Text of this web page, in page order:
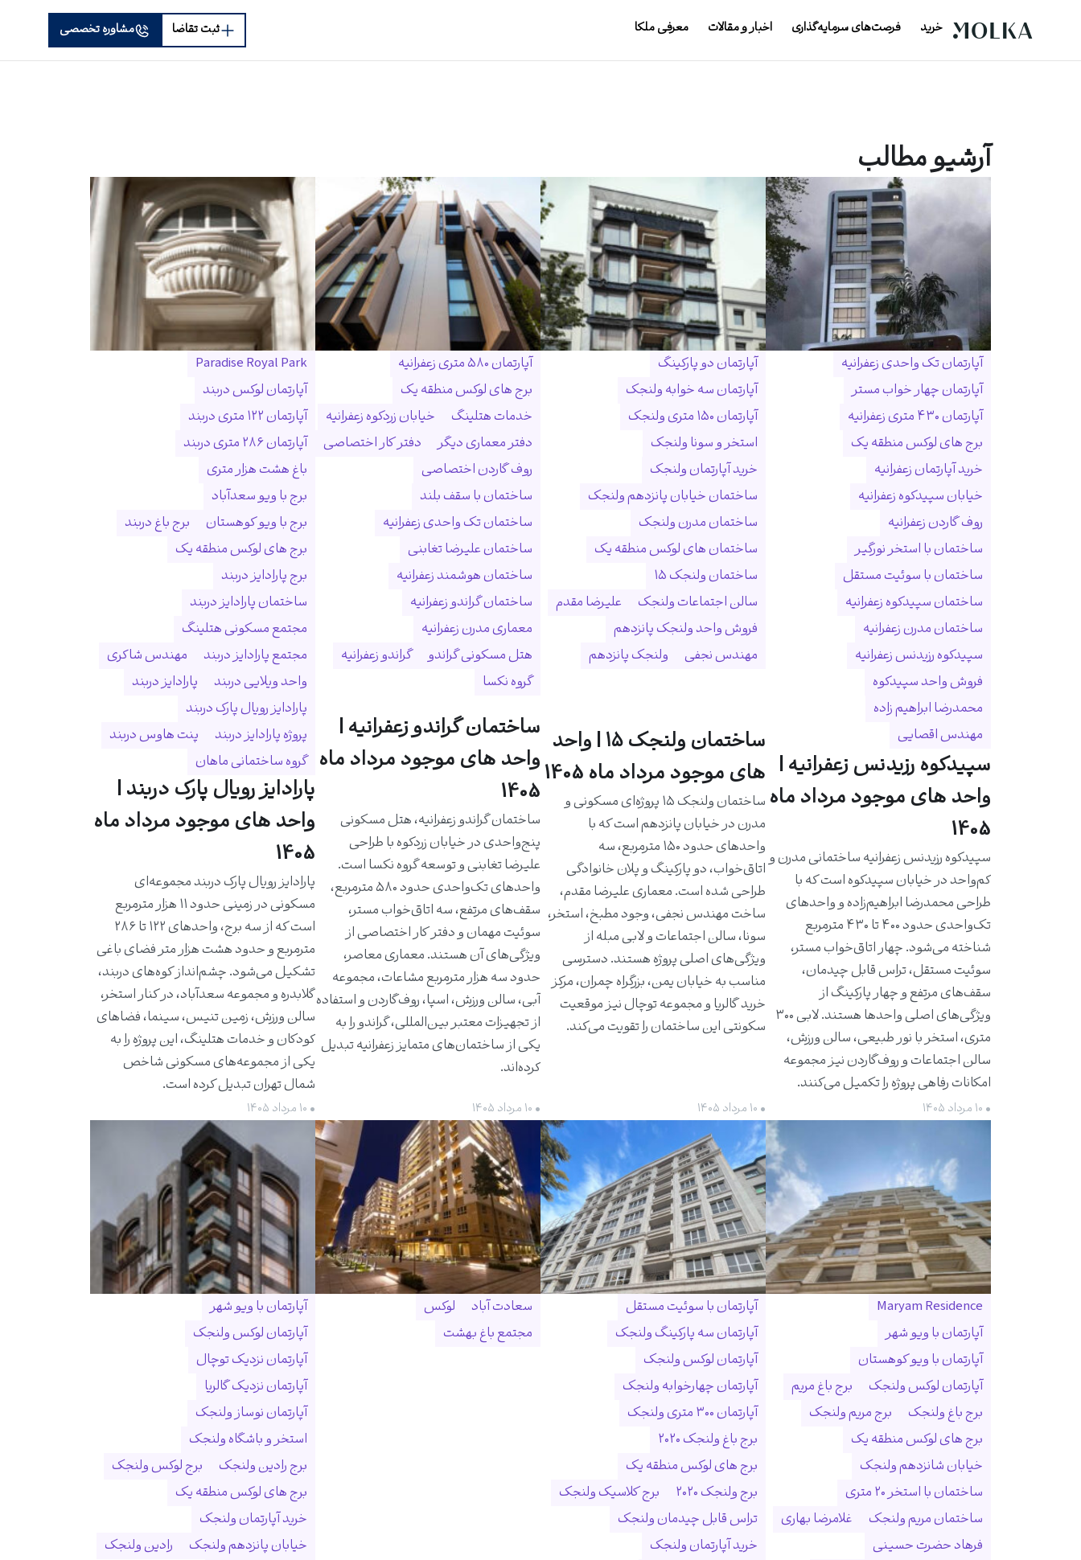
خرید فرصت‌های سرمایه‌گذاری اخبار و مقالات معرفی ملکا ثبت تقاضا مشاوره تخصصی
آرشیو مطالب
آپارتمان تک واحدی زعفرانیه
آپارتمان چهار خواب مستر
آپارتمان ۴۳۰ متری زعفرانیه
برج های لوکس منطقه یک
خرید آپارتمان زعفرانیه
خیابان سپیدکوه زعفرانیه
روف گاردن زعفرانیه
ساختمان با استخر نورگیر
ساختمان با سوئیت مستقل
ساختمان سپیدکوه زعفرانیه
ساختمان مدرن زعفرانیه
سپیدکوه رزیدنس زعفرانیه
فروش واحد سپیدکوه
محمدرضا ابراهیم زاده
مهندس اقصایی
سپیدکوه رزیدنس زعفرانیه |
واحد های موجود مرداد ماه
1405
سپیدکوه رزیدنس زعفرانیه ساختمانی مدرن و
کم‌واحد در خیابان سپیدکوه است که با
طراحی محمدرضا ابراهیم‌زاده و واحدهای
تک‌واحدی حدود ۴۰۰ تا ۴۳۰ مترمربع
شناخته می‌شود. چهار اتاق‌خواب مستر،
سوئیت مستقل، تراس قابل چیدمان،
سقف‌های مرتفع و چهار پارکینگ از
ویژگی‌های اصلی واحدها هستند. لابی ۳۰۰
متری، استخر با نور طبیعی، سالن ورزش،
سالن اجتماعات و روف‌گاردن نیز مجموعه
امکانات رفاهی پروژه را تکمیل می‌کنند.
• ۱۰ مرداد ۱۴۰۵
آپارتمان دو پارکینگ
آپارتمان سه خوابه ولنجک
آپارتمان ۱۵۰ متری ولنجک
استخر و سونا ولنجک
خرید آپارتمان ولنجک
ساختمان خیابان پانزدهم ولنجک
ساختمان مدرن ولنجک
ساختمان های لوکس منطقه یک
ساختمان ولنجک ۱۵
سالن اجتماعات ولنجک
علیرضا مقدم
فروش واحد ولنجک پانزدهم
مهندس نجفی
ولنجک پانزدهم
ساختمان ولنجک ۱۵ | واحد
های موجود مرداد ماه 1405
ساختمان ولنجک ۱۵ پروژه‌ای مسکونی و
مدرن در خیابان پانزدهم است که با
واحدهای حدود ۱۵۰ مترمربع، سه
اتاق‌خواب، دو پارکینگ و پلان خانوادگی
طراحی شده است. معماری علیرضا مقدم،
ساخت مهندس نجفی، وجود مطبخ، استخر،
سونا، سالن اجتماعات و لابی مبله از
ویژگی‌های اصلی پروژه هستند. دسترسی
مناسب به خیابان یمن، بزرگراه چمران، مرکز
خرید گالریا و مجموعه توچال نیز موقعیت
سکونتی این ساختمان را تقویت می‌کند.
• ۱۰ مرداد ۱۴۰۵
آپارتمان ۵۸۰ متری زعفرانیه
برج های لوکس منطقه یک
خدمات هتلینگ
خیابان زردکوه زعفرانیه
دفتر معماری دیگر
دفتر کار اختصاصی
روف گاردن اختصاصی
ساختمان با سقف بلند
ساختمان تک واحدی زعفرانیه
ساختمان علیرضا تغابنی
ساختمان هوشمند زعفرانیه
ساختمان گراندو زعفرانیه
معماری مدرن زعفرانیه
هتل مسکونی گراندو
گراندو زعفرانیه
گروه نکسا
ساختمان گراندو زعفرانیه |
واحد های موجود مرداد ماه
1405
ساختمان گراندو زعفرانیه، هتل مسکونی
پنج‌واحدی در خیابان زردکوه با طراحی
علیرضا تغابنی و توسعه گروه نکسا است.
واحدهای تک‌واحدی حدود ۵۸۰ مترمربع،
سقف‌های مرتفع، سه اتاق‌خواب مستر،
سوئیت مهمان و دفتر کار اختصاصی از
ویژگی‌های آن هستند. معماری معاصر،
حدود سه هزار مترمربع مشاعات، مجموعه
آبی، سالن ورزش، اسپا، روف‌گاردن و استفاده
از تجهیزات معتبر بین‌المللی، گراندو را به
یکی از ساختمان‌های متمایز زعفرانیه تبدیل
کرده‌اند.
• ۱۰ مرداد ۱۴۰۵
Paradise Royal Park
آپارتمان لوکس دربند
آپارتمان ۱۲۲ متری دربند
آپارتمان ۲۸۶ متری دربند
باغ هشت هزار متری
برج با ویو سعدآباد
برج با ویو کوهستان
برج باغ دربند
برج های لوکس منطقه یک
برج پارادایز دربند
ساختمان پارادایز دربند
مجتمع مسکونی هتلینگ
مجتمع پارادایز دربند
مهندس شاکری
واحد ویلایی دربند
پارادایز دربند
پارادایز رویال پارک دربند
پروژه پارادایز دربند
پنت هاوس دربند
گروه ساختمانی ماهان
پارادایز رویال پارک دربند |
واحد های موجود مرداد ماه
1405
پارادایز رویال پارک دربند مجموعه‌ای
مسکونی در زمینی حدود ۱۱ هزار مترمربع
است که از سه برج، واحدهای ۱۲۲ تا ۲۸۶
مترمربع و حدود هشت هزار متر فضای باغی
تشکیل می‌شود. چشم‌انداز کوه‌های دربند،
گلابدره و مجموعه سعدآباد، در کنار استخر،
سالن ورزش، زمین تنیس، سینما، فضاهای
کودکان و خدمات هتلینگ، این پروژه را به
یکی از مجموعه‌های مسکونی شاخص
شمال تهران تبدیل کرده است.
• ۱۰ مرداد ۱۴۰۵
Maryam Residence
آپارتمان با ویو شهر
آپارتمان با ویو کوهستان
آپارتمان لوکس ولنجک
برج باغ مریم
برج باغ ولنجک
برج مریم ولنجک
برج های لوکس منطقه یک
خیابان شانزدهم ولنجک
ساختمان با استخر ۲۰ متری
ساختمان مریم ولنجک
غلامرضا بهاری
فرهاد حضرت حسینی
آپارتمان با سوئیت مستقل
آپارتمان سه پارکینگ ولنجک
آپارتمان لوکس ولنجک
آپارتمان چهارخوابه ولنجک
آپارتمان ۳۰۰ متری ولنجک
برج باغ ولنجک ۲۰۲۰
برج های لوکس منطقه یک
برج ولنجک ۲۰۲۰
برج کلاسیک ولنجک
تراس قابل چیدمان ولنجک
خرید آپارتمان ولنجک
سعادت آباد
لوکس
مجتمع باغ بهشت
آپارتمان با ویو شهر
آپارتمان لوکس ولنجک
آپارتمان نزدیک توچال
آپارتمان نزدیک گالریا
آپارتمان نوساز ولنجک
استخر و باشگاه ولنجک
برج رادین ولنجک
برج لوکس ولنجک
برج های لوکس منطقه یک
خرید آپارتمان ولنجک
خیابان پانزدهم ولنجک
رادین ولنجک